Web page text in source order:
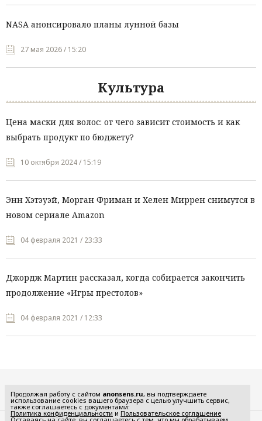
NASA анонсировало планы лунной базы
27 мая 2026 / 15:20
Культура
Цена маски для волос: от чего зависит стоимость и как
выбрать продукт по бюджету?
10 октября 2024 / 15:19
Энн Хэтэуэй, Морган Фриман и Хелен Миррен снимутся в
новом сериале Amazon
04 февраля 2021 / 23:33
Джордж Мартин рассказал, когда собирается закончить
продолжение «Игры престолов»
04 февраля 2021 / 12:33
Продолжая работу с сайтом anonsens.ru, вы подтверждаете
использование cookies вашего браузера с целью улучшить сервис,
также соглашаетесь с документами:
Политика конфиденциальности и Пользовательское соглашение